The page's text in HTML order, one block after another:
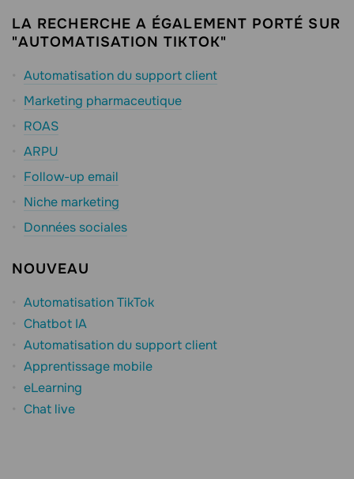
LA RECHERCHE A ÉGALEMENT PORTÉ SUR
"AUTOMATISATION TIKTOK"
Automatisation du support client
Marketing pharmaceutique
ROAS
ARPU
Follow-up email
Niche marketing
Données sociales
NOUVEAU
Automatisation TikTok
Chatbot IA
Automatisation du support client
Apprentissage mobile
eLearning
Chat live